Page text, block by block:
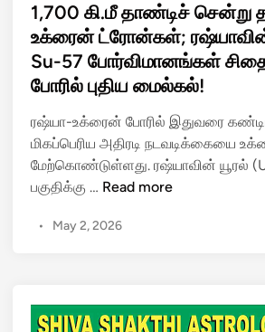
s
t
e
d
i
n
1,700 கி.மீ தாண்டிச் சென்று
உக்ரைன் ட்ரோன்கள்;
Su-57 போர்விமானங்கள்
போரில் புதிய மைல்கல்!
ரஷ்யா-உக்ரைன் போரில் இதுவரை
மிகப்பெரிய அதிரடி நடவடிக்கையை
மேற்கொண்டுள்ளது. ரஷ்யாவின் யூரல்
பகுதிக்கு … 1
7
.
Read more
• May 2, 2026